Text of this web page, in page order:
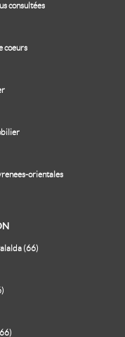
consultées
coeurs
orientales
(66)